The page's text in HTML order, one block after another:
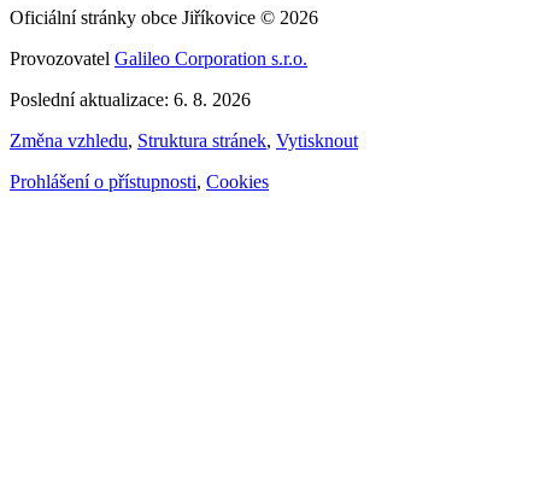
Oficiální stránky obce Jiříkovice © 2026
Provozovatel Galileo Corporation s.r.o.
Poslední aktualizace: 6. 8. 2026
Změna vzhledu, Struktura stránek, Vytisknout
Prohlášení o přístupnosti, Cookies